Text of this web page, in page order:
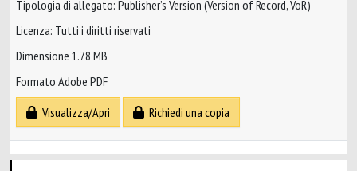
Tipologia di allegato: Publisher’s Version (Version of Record, VoR)
Licenza: Tutti i diritti riservati
Dimensione 1.78 MB
Formato Adobe PDF
Visualizza/Apri
Richiedi una copia